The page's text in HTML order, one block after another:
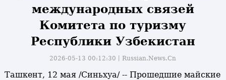
международных связей
Комитета по туризму
Республики Узбекистан
2026-05-13 00:12:30丨Russian.News.Cn
Ташкент, 12 мая /Синьхуа/ -- Прошедшие майские